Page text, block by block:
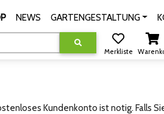
NEWS GARTENGESTALTUNG
Merkliste
Kundenkonto ist notig. Falls